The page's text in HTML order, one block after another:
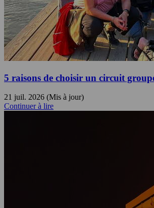
5 raisons de choisir un circuit
21 juil. 2026 (Mis à jour)
Continuer à lire